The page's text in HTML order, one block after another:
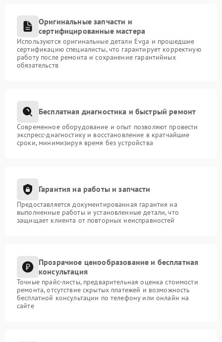
Оригинальные запчасти и
сертифицированные мастера
Используются оригинальные детали Evga и прошедшие
сертификацию специалисты, что гарантирует корректную
работу после ремонта и сохранение гарантийных
обязательств
Бесплатная диагностика и быстрый ремонт
Современное оборудование и опыт позволяют провести
экспресс-диагностику и восстановление в кратчайшие
сроки, минимизируя время без устройства
Гарантия на работы и запчасти
Предоставляется документированная гарантия на
выполненные работы и установленные детали, что
защищает клиента от повторных неисправностей
Прозрачное ценообразование и бесплатная
консультация
Точные прайс-листы, предварительная оценка стоимости
ремонта, отсутствие скрытых платежей и возможность
бесплатной консультации по телефону или онлайн на
сайте